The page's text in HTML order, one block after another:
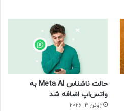
حالت ناشناس Meta AI به
واتس‌اپ اضافه شد
ژوئن 3, 2026